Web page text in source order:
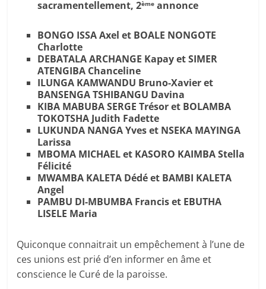
sacramentellement, 2ème annonce
BONGO ISSA Axel et BOALE NONGOTE
Charlotte
DEBATALA ARCHANGE Kapay et SIMER
ATENGIBA Chanceline
ILUNGA KAMWANDU Bruno-Xavier et
BANSENGA TSHIBANGU Davina
KIBA MABUBA SERGE Trésor et BOLAMBA
TOKOTSHA Judith Fadette
LUKUNDA NANGA Yves et NSEKA MAYINGA
Larissa
MBOMA MICHAEL et KASORO KAIMBA Stella
Félicité
MWAMBA KALETA Dédé et BAMBI KALETA
Angel
PAMBU DI-MBUMBA Francis et EBUTHA
LISELE Maria
Quiconque connaitrait un empêchement à l’une de
ces unions est prié d’en informer en âme et
conscience le Curé de la paroisse.